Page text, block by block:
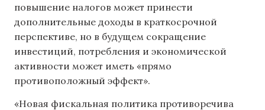
повышение налогов может принести
дополнительные доходы в краткосрочной
перспективе, но в будущем сокращение
инвестиций, потребления и экономической
активности может иметь «прямо
противоположный эффект».
«Новая фискальная политика противоречива